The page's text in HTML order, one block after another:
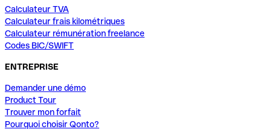
Calculateur TVA
Calculateur frais kilométriques
Calculateur rémunération freelance
Codes BIC/SWIFT
ENTREPRISE
Demander une démo
Product Tour
Trouver mon forfait
Pourquoi choisir Qonto?